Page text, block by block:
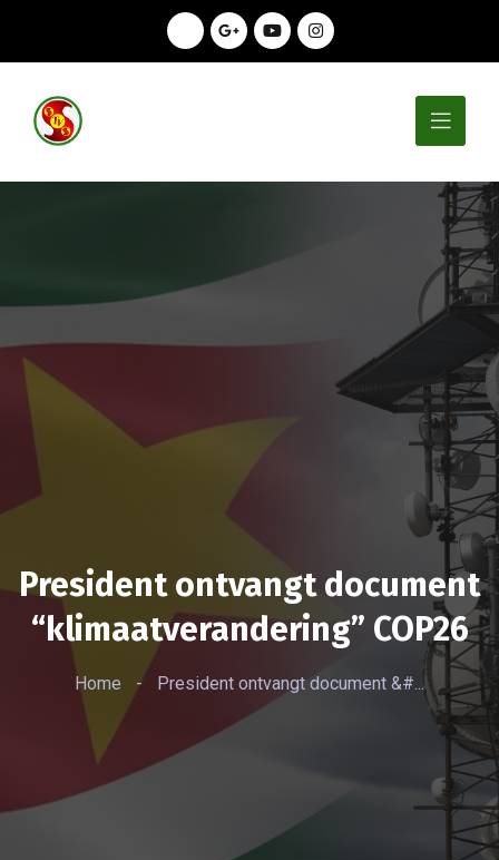
President ontvangt document
“klimaatverandering” COP26
Home - President ontvangt document &#...